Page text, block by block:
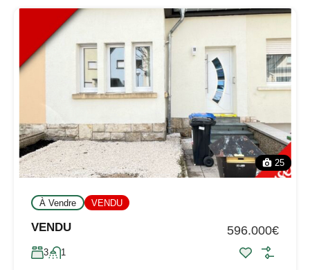
25
À Vendre VENDU
VENDU 596.000€
3 1